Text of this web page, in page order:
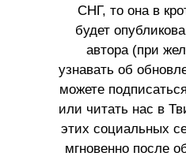
СНГ, то она в
будет
автора (при
узнавать об
можете
или читать нас в
этих социальных
мгновенно после